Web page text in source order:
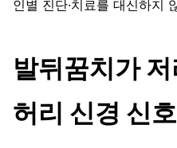
인별 진단·치료를 대신하지
발뒤꿈치가
허리 신경 신